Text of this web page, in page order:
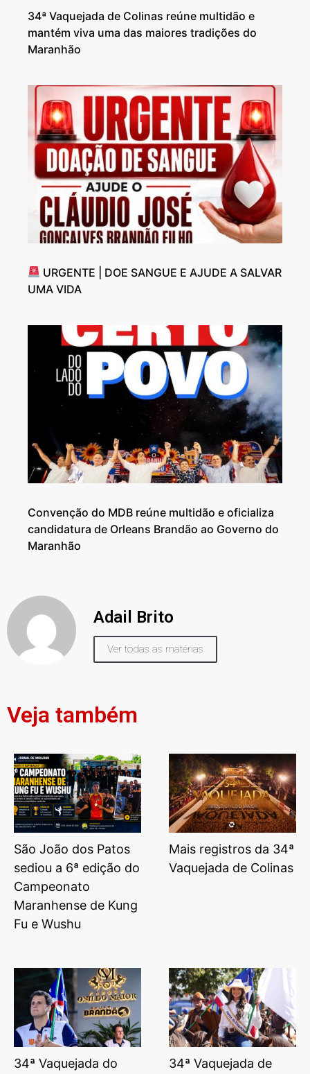
34ª Vaquejada de Colinas reúne multidão e
mantém viva uma das maiores tradições do
Maranhão
URGENTE | DOE SANGUE E AJUDE A SALVAR
UMA VIDA
Convenção do MDB reúne multidão e oficializa
candidatura de Orleans Brandão ao Governo do
Maranhão
Adail Brito
Ver todas as matérias
Veja também
São João dos Patos
sediou a 6ª edição do
Campeonato
Maranhense de Kung
Fu e Wushu
Mais registros da 34ª
Vaquejada de Colinas
34ª Vaquejada do
34ª Vaquejada de